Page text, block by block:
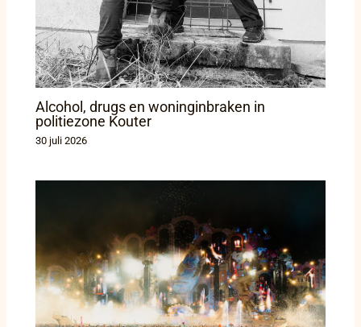
Alcohol, drugs en woninginbraken in
politiezone Kouter
30 juli 2026